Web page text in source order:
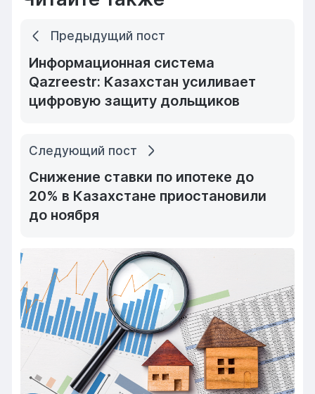
Предыдущий пост
Информационная система
Qazreestr: Казахстан усиливает
цифровую защиту дольщиков
Следующий пост
Снижение ставки по ипотеке до
20% в Казахстане приостановили
до ноября